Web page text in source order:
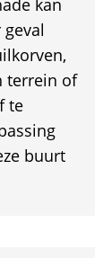
terrein of
te
buurt